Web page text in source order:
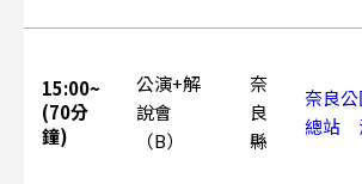
15:00~
(70分
鐘)
公演+解
說會
（B）
奈
良
縣
奈良
總站